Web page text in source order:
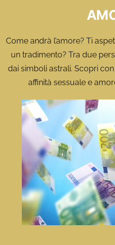
Come andrà l’amore? Ti
un tradimento? Tra due
dai simboli astrali. Scopri
affinità sessuale e